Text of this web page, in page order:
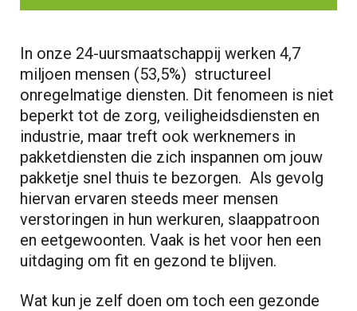
In onze 24-uursmaatschappij werken 4,7
miljoen mensen (53,5%) structureel
onregelmatige diensten. Dit fenomeen is niet
beperkt tot de zorg, veiligheidsdiensten en
industrie, maar treft ook werknemers in
pakketdiensten die zich inspannen om jouw
pakketje snel thuis te bezorgen. Als gevolg
hiervan ervaren steeds meer mensen
verstoringen in hun werkuren, slaappatroon
en eetgewoonten. Vaak is het voor hen een
uitdaging om fit en gezond te blijven.
Wat kun je zelf doen om toch een gezonde